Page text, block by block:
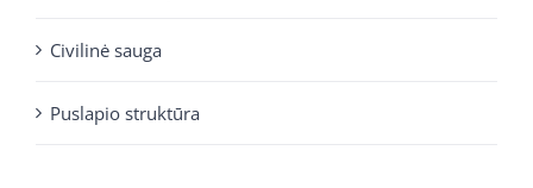
Civilinė sauga
Puslapio struktūra